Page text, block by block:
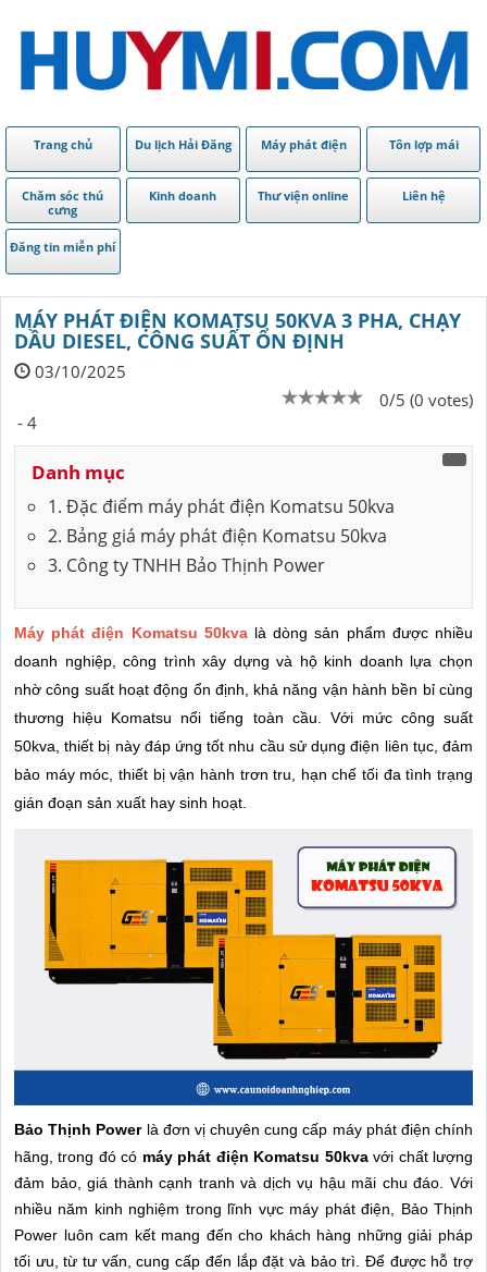
Trang chủ Du lịch Hải Đăng Máy phát điện Tôn lợp mái
Chăm sóc thú
cưng
Kinh doanh Thư viện online Liên hệ
Đăng tin miễn phí
MÁY PHÁT ĐIỆN KOMATSU 50KVA 3 PHA, CHẠY
DẦU DIESEL, CÔNG SUẤT ỔN ĐỊNH
03/10/2025
0/5 (0 votes)
- 4
Danh mục
1. Đặc điểm máy phát điện Komatsu 50kva
2. Bảng giá máy phát điện Komatsu 50kva
3. Công ty TNHH Bảo Thịnh Power
Máy phát điện Komatsu 50kvalà dòng sản phẩm được nhiều
doanh nghiệp, công trình xây dựng và hộ kinh doanh lựa chọn
nhờ công suất hoạt động ổn định, khả năng vận hành bền bỉ cùng
thương hiệu Komatsu nổi tiếng toàn cầu. Với mức công suất
50kva, thiết bị này đáp ứng tốt nhu cầu sử dụng điện liên tục, đảm
bảo máy móc, thiết bị vận hành trơn tru, hạn chế tối đa tình trạng
gián đoạn sản xuất hay sinh hoạt.
Bảo Thịnh Powerlà đơn vị chuyên cung cấp máy phát điện chính
hãng, trong đó có máy phát điện Komatsu 50kvavới chất lượng
đảm bảo, giá thành cạnh tranh và dịch vụ hậu mãi chu đáo. Với
nhiều năm kinh nghiệm trong lĩnh vực máy phát điện, Bảo Thịnh
Power luôn cam kết mang đến cho khách hàng những giải pháp
tối ưu, từ tư vấn, cung cấp đến lắp đặt và bảo trì. Để được hỗ trợ